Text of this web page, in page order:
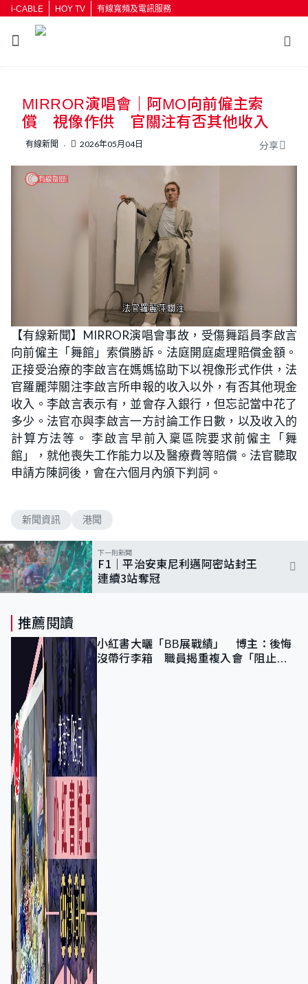
i-CABLE HOY TV 有線寬頻及電訊服務
按輸入鍵開始搜尋
MIRROR演唱會｜阿MO向前僱主索
償 視像作供 官關注有否其他收入
有線新聞 2026年05月04日 分享
n
m
u
L
o
a
d
e
d
:
5
5
.
1
0
%
【有線新聞】MIRROR演唱會事故，受傷舞蹈員李啟言
向前僱主「舞館」索償勝訴。法庭開庭處理賠償金額。
正接受治療的李啟言在媽媽協助下以視像形式作供，法
官羅麗萍關注李啟言所申報的收入以外，有否其他現金
收入。李啟言表示有，並會存入銀行，但忘記當中花了
多少。法官亦與李啟言一方討論工作日數，以及收入的
計算方法等。 李啟言早前入稟區院要求前僱主「舞
館」，就他喪失工作能力以及醫療費等賠償。法官聽取
申請方陳詞後，會在六個月內頒下判詞。
新聞資訊 港聞
下一則新聞
F1｜平治安東尼利邁阿密站封王
連續3站奪冠
推薦閱讀
小紅書大曬「BB展戰績」 博主：後悔
沒帶行李箱 職員揭重複入會「阻止唔